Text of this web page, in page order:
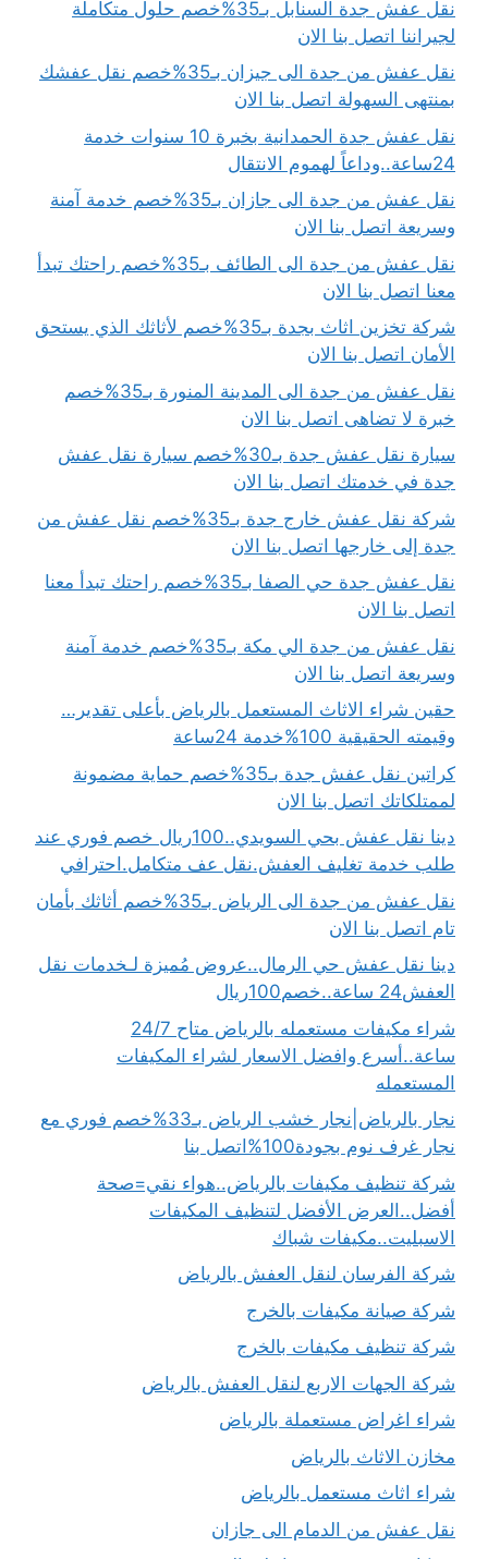
نقل عفش جدة السنابل بـ35%خصم حلول متكاملة
لجيراننا اتصل بنا الان
نقل عفش من جدة الى جيزان بـ35%خصم نقل عفشك
بمنتهى السهولة اتصل بنا الان
نقل عفش جدة الحمدانية بخبرة 10 سنوات خدمة
24ساعة..وداعاً لهموم الانتقال
نقل عفش من جدة الى جازان بـ35%خصم خدمة آمنة
وسريعة اتصل بنا الان
نقل عفش من جدة الى الطائف بـ35%خصم راحتك تبدأ
معنا اتصل بنا الان
شركة تخزين اثاث بجدة بـ35%خصم لأثاثك الذي يستحق
الأمان اتصل بنا الان
نقل عفش من جدة الى المدينة المنورة بـ35%خصم
خبرة لا تضاهى اتصل بنا الان
سيارة نقل عفش جدة بـ30%خصم سيارة نقل عفش
جدة في خدمتك اتصل بنا الان
شركة نقل عفش خارج جدة بـ35%خصم نقل عفش من
جدة إلى خارجها اتصل بنا الان
نقل عفش جدة حي الصفا بـ35%خصم راحتك تبدأ معنا
اتصل بنا الان
نقل عفش من جدة الي مكة بـ35%خصم خدمة آمنة
وسريعة اتصل بنا الان
حقين شراء الاثاث المستعمل بالرياض بأعلى تقدير…
وقيمته الحقيقية 100%خدمة 24ساعة
كراتين نقل عفش جدة بـ35%خصم حماية مضمونة
لممتلكاتك اتصل بنا الان
دينا نقل عفش بحي السويدي..100ريال خصم فوري عند
طلب خدمة تغليف العفش.نقل عف متكامل.احترافي
نقل عفش من جدة الى الرياض بـ35%خصم أثاثك بأمان
تام اتصل بنا الان
دينا نقل عفش حي الرمال..عروض مُميزة لـخدمات نقل
العفش24 ساعة..خصم100ريال
شراء مكيفات مستعمله بالرياض متاح 24/7
ساعة..أسرع وافضل الاسعار لشراء المكيفات
المستعمله
نجار بالرياض|نجار خشب الرياض بـ33%خصم فوري مع
نجار غرف نوم بجودة100%اتصل بنا
شركة تنظيف مكيفات بالرياض..هواء نقي=صحة
أفضل..العرض الأفضل لتنظيف المكيفات
الاسبليت..مكيفات شباك
شركة الفرسان لنقل العفش بالرياض
شركة صيانة مكيفات بالخرج
شركة تنظيف مكيفات بالخرج
شركة الجهات الاربع لنقل العفش بالرياض
شراء اغراض مستعملة بالرياض
مخازن الاثاث بالرياض
شراء اثاث مستعمل بالرياض
نقل عفش من الدمام الى جازان